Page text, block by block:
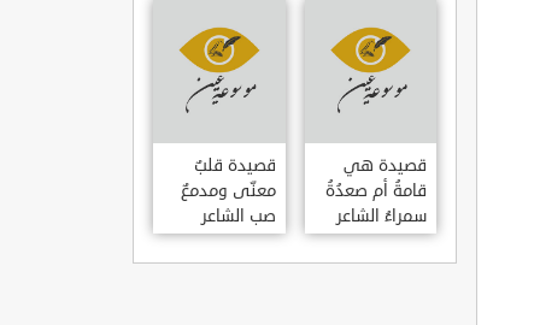
قصيدة هي
قامةُ أم صعدُةُ
سمراءُ الشاعر
سيف الدين
المشد
قصيدة قلبٌ
معنّى ومدمعٌ
صب الشاعر
سيف الدين
المشد